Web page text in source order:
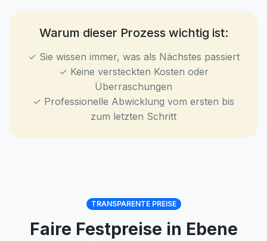
Warum dieser Prozess wichtig ist:
✓ Sie wissen immer, was als Nächstes passiert
✓ Keine versteckten Kosten oder
Überraschungen
✓ Professionelle Abwicklung vom ersten bis
zum letzten Schritt
TRANSPARENTE PREISE
Faire Festpreise in Ebene